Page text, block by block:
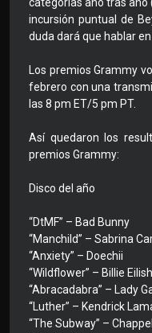
categorías año tras año
incursión puntual de
duda dará que hablar
Los premios Grammy
febrero con una
las 8 pm ET/5 pm PT.
Así quedaron los
premios Grammy:
Disco del año
“DtMF” – Bad Bunny
“Manchild” – Sabrina
“Anxiety” – Doechii
“Wildflower” – Billie Eilish
“Abracadabra” – Lady
“Luther” – Kendrick
“The Subway” –